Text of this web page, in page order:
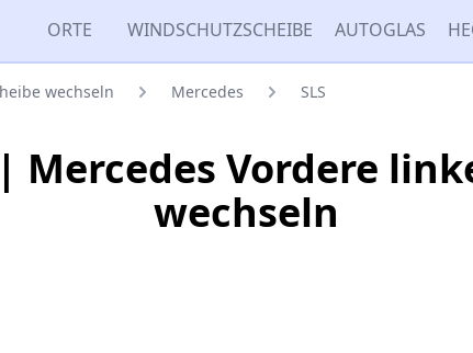
ORTE WINDSCHUTZSCHEIBE AUTOGLAS
wechseln Mercedes SLS
Mercedes Vordere
wechseln